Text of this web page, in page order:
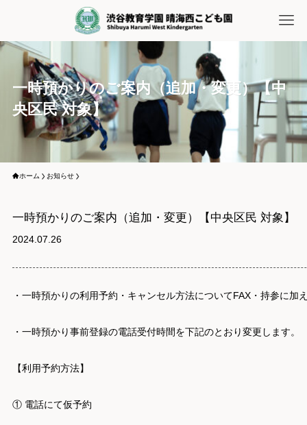
一時預かりのご案内（追加・変更）【中
央区民 対象】
ホーム お知らせ
一時預かりのご案内（追加・変更）【中央区民 対象】
2024.07.26
・一時預かりの利用予約・キャンセル方法についてFAX・持参に加
・一時預かり事前登録の電話受付時間を下記のとおり変更しま
【利用予約方法】
① 電話にて仮予約